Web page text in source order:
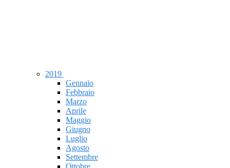
2019
Gennaio
Febbraio
Marzo
Aprile
Maggio
Giugno
Luglio
Agosto
Settembre